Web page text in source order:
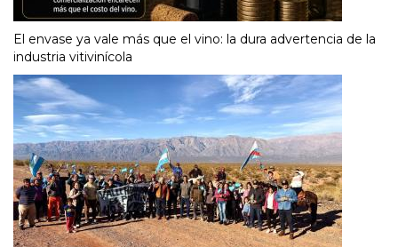
El envase ya vale más que el vino: la dura advertencia de la
industria vitivinícola